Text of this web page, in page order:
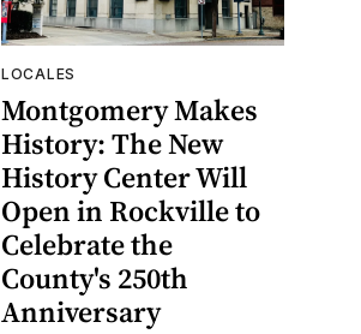
LOCALES
Montgomery Makes
History: The New
History Center Will
Open in Rockville to
Celebrate the
County's 250th
Anniversary